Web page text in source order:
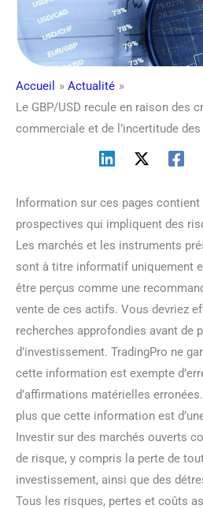
Accueil
Actualité
Le GBP/USD recule en raison des
commerciale et de l’incertitude
Information sur ces pages
prospectives qui impliquent des
Les marchés et les instruments
sont à titre informatif uniquement
être perçus comme une
vente de ces actifs. Vous devriez
recherches approfondies avant de
d’investissement. TradingPro ne
cette information est exempte
d’affirmations matérielles
plus que cette information est
Investir sur des marchés ouverts
de risque, y compris la perte de
investissement, ainsi que des
Tous les risques, pertes et coûts